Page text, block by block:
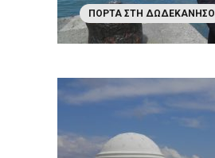
ΠΌΡΤΑ ΣΤΗ ΔΩΔΕΚΆΝΗΣΟ